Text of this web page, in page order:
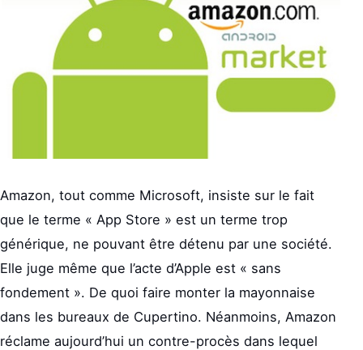
Amazon, tout comme Microsoft, insiste sur le fait
que le terme « App Store » est un terme trop
générique, ne pouvant être détenu par une société.
Elle juge même que l’acte d’Apple est « sans
fondement ». De quoi faire monter la mayonnaise
dans les bureaux de Cupertino. Néanmoins, Amazon
réclame aujourd’hui un contre-procès dans lequel